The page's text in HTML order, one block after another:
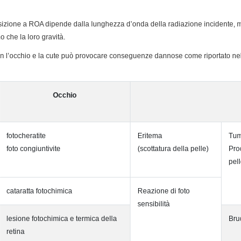
a ROA dipende dalla lunghezza d’onda della radiazione incidente,
che la loro gravità.
l’occhio e la cute può provocare conseguenze dannose come riportato
Occhio
fotocheratite
foto congiuntivite
Eritema
(scottatura della pelle)
cataratta fotochimica
Reazione di foto
sensibilità
lesione fotochimica e termica della
retina